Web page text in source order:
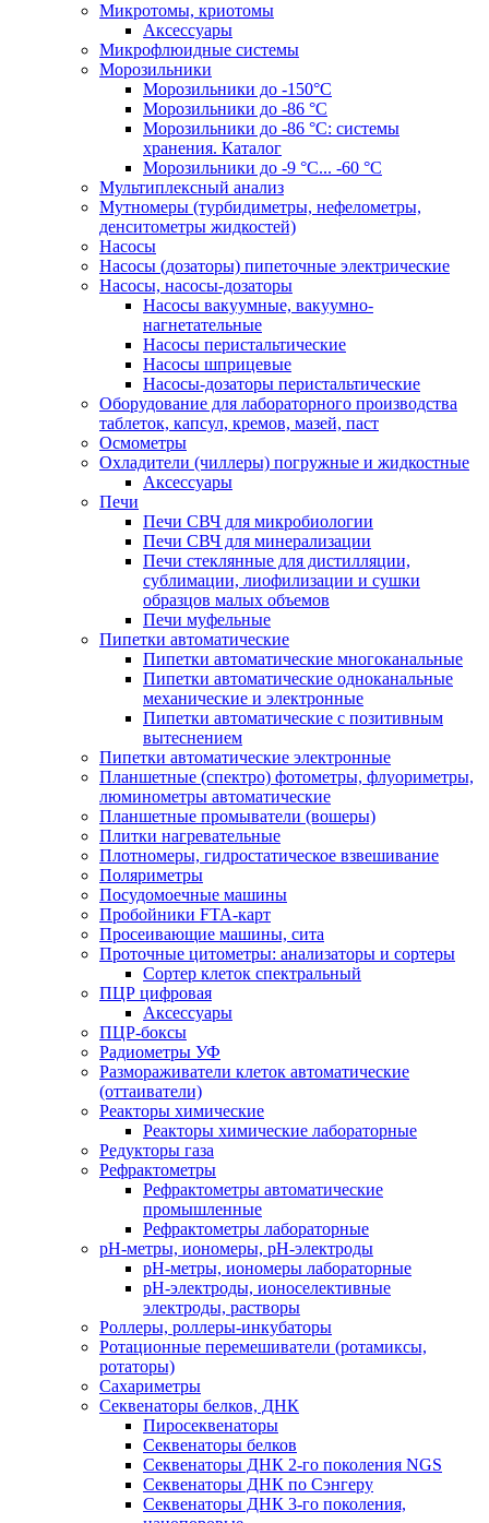
Микротомы, криотомы
Аксессуары
Микрофлюидные системы
Морозильники
Морозильники до -150°С
Морозильники до -86 °C
Морозильники до -86 °C: системы
хранения. Каталог
Морозильники до -9 °C... -60 °C
Мультиплексный анализ
Мутномеры (турбидиметры, нефелометры,
денситометры жидкостей)
Насосы
Насосы (дозаторы) пипеточные электрические
Насосы, насосы-дозаторы
Насосы вакуумные, вакуумно-
нагнетательные
Насосы перистальтические
Насосы шприцевые
Насосы-дозаторы перистальтические
Оборудование для лабораторного производства
таблеток, капсул, кремов, мазей, паст
Осмометры
Охладители (чиллеры) погружные и жидкостные
Аксессуары
Печи
Печи СВЧ для микробиологии
Печи СВЧ для минерализации
Печи стеклянные для дистилляции,
сублимации, лиофилизации и сушки
образцов малых объемов
Печи муфельные
Пипетки автоматические
Пипетки автоматические многоканальные
Пипетки автоматические одноканальные
механические и электронные
Пипетки автоматические с позитивным
вытеснением
Пипетки автоматические электронные
Планшетные (спектро) фотометры, флуориметры,
люминометры автоматические
Планшетные промыватели (вошеры)
Плитки нагревательные
Плотномеры, гидростатическое взвешивание
Поляриметры
Посудомоечные машины
Пробойники FTA-карт
Просеивающие машины, сита
Проточные цитометры: анализаторы и сортеры
Сортер клеток спектральный
ПЦР цифровая
Аксессуары
ПЦР-боксы
Радиометры УФ
Размораживатели клеток автоматические
(оттаиватели)
Реакторы химические
Реакторы химические лабораторные
Редукторы газа
Рефрактометры
Рефрактометры автоматические
промышленные
Рефрактометры лабораторные
рН-метры, иономеры, рН-электроды
рН-метры, иономеры лабораторные
рН-электроды, ионоселективные
электроды, растворы
Роллеры, роллеры-инкубаторы
Ротационные перемешиватели (ротамиксы,
ротаторы)
Сахариметры
Секвенаторы белков, ДНК
Пиросеквенаторы
Секвенаторы белков
Секвенаторы ДНК 2-го поколения NGS
Секвенаторы ДНК по Сэнгеру
Секвенаторы ДНК 3-го поколения,